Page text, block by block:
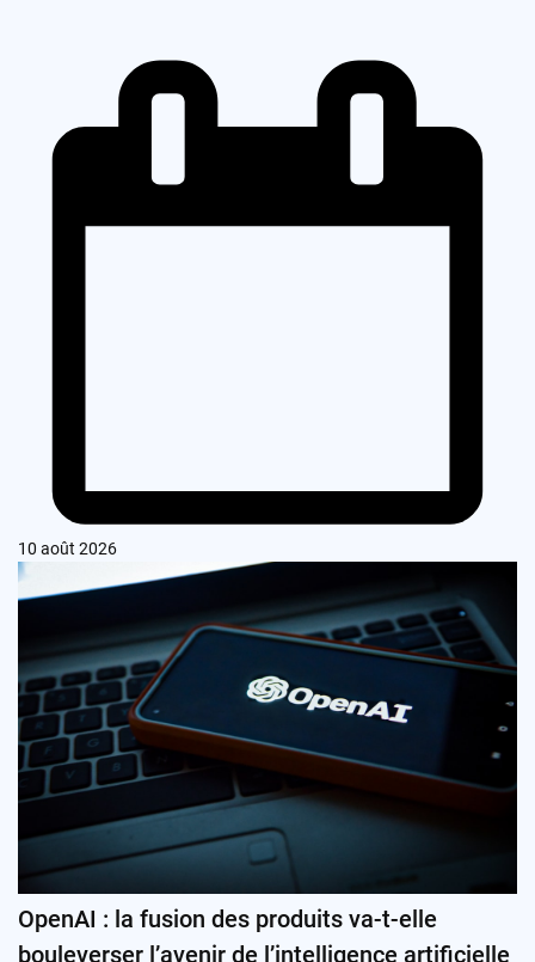
10 août 2026
OpenAI : la fusion des produits va-t-elle
bouleverser l’avenir de l’intelligence artificielle